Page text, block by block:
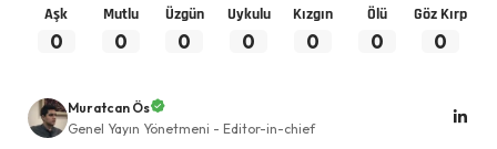
Aşk
0
Mutlu
0
Üzgün
0
Uykulu
0
Kızgın
0
Ölü
0
Göz Kırp
0
Muratcan Ös
Genel Yayın Yönetmeni - Editor-in-chief